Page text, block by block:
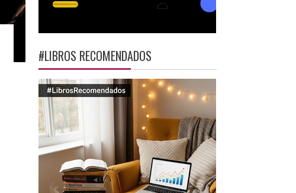
#LIBROS RECOMENDADOS